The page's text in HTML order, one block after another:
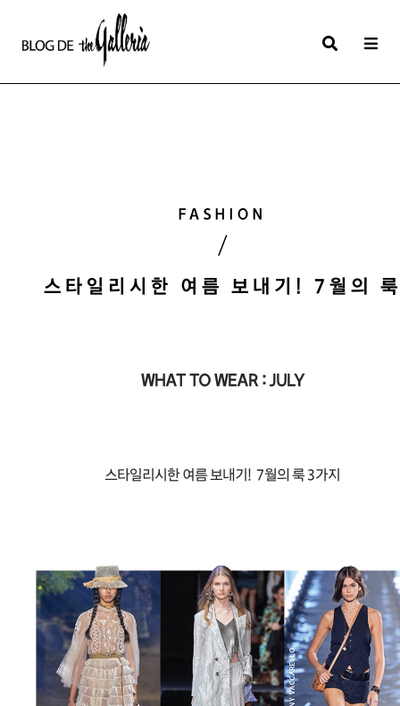
FASHION
/
스타일리시한 여름 보내기! 7월의
WHAT TO WEAR : JULY
스타일리시한 여름 보내기! 7월의 룩 3가지